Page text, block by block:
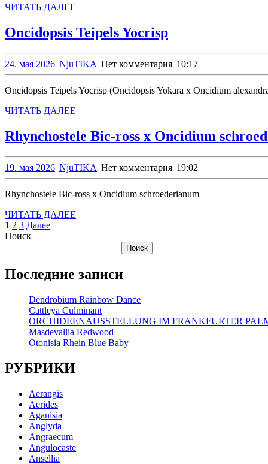
ЧИТАТЬ ДАЛЕЕ
Oncidopsis Teipels YocrispOncidopsis
Yocrisp
24. мая 202624.
мая
2026
| NjuTIKANjuTIKA
| Нет комментария| 10:17
Oncidopsis Teipels Yocrisp (Oncidopsis Yokara x Oncidium
ЧИТАТЬ ДАЛЕЕ
Rhynchostele Bic-ross x Oncidium
19. мая 202619.
мая
2026
| NjuTIKANjuTIKA
| Нет комментария| 19:02
Rhynchostele Bic-ross x Oncidium schroederianum
ЧИТАТЬ ДАЛЕЕ
Пагинация
записей
1 2 3 Далее
Поиск
Поиск
Последние записи
Dendrobium Rainbow Dance
Cattleya Culminant
ORCHIDEENAUSSTELLUNG IM FRANKFURTER
Masdevallia Redwood
Otonisia Rhein Blue Baby
РУБРИКИ
Aerangis
Aerides
Aganisia
Anglyda
Angraecum
Angulocaste
Ansellia